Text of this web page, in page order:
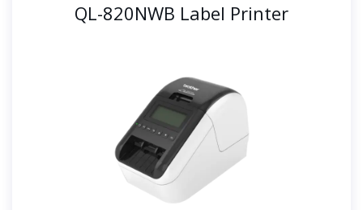
QL-820NWB Label Printer